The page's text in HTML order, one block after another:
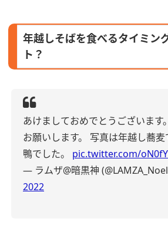
年越しそばを食べるタイミン
ト？
あけましておめでとうございます。
お願いします。
写真は年越し蕎麦
鴨でした。 pic.twitter.com/
— ラムザ@暗黒神
2022